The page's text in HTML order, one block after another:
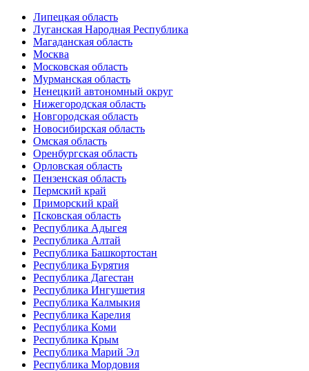
Липецкая область
Луганская Народная Республика
Магаданская область
Москва
Московская область
Мурманская область
Ненецкий автономный округ
Нижегородская область
Новгородская область
Новосибирская область
Омская область
Оренбургская область
Орловская область
Пензенская область
Пермский край
Приморский край
Псковская область
Республика Адыгея
Республика Алтай
Республика Башкортостан
Республика Бурятия
Республика Дагестан
Республика Ингушетия
Республика Калмыкия
Республика Карелия
Республика Коми
Республика Крым
Республика Марий Эл
Республика Мордовия